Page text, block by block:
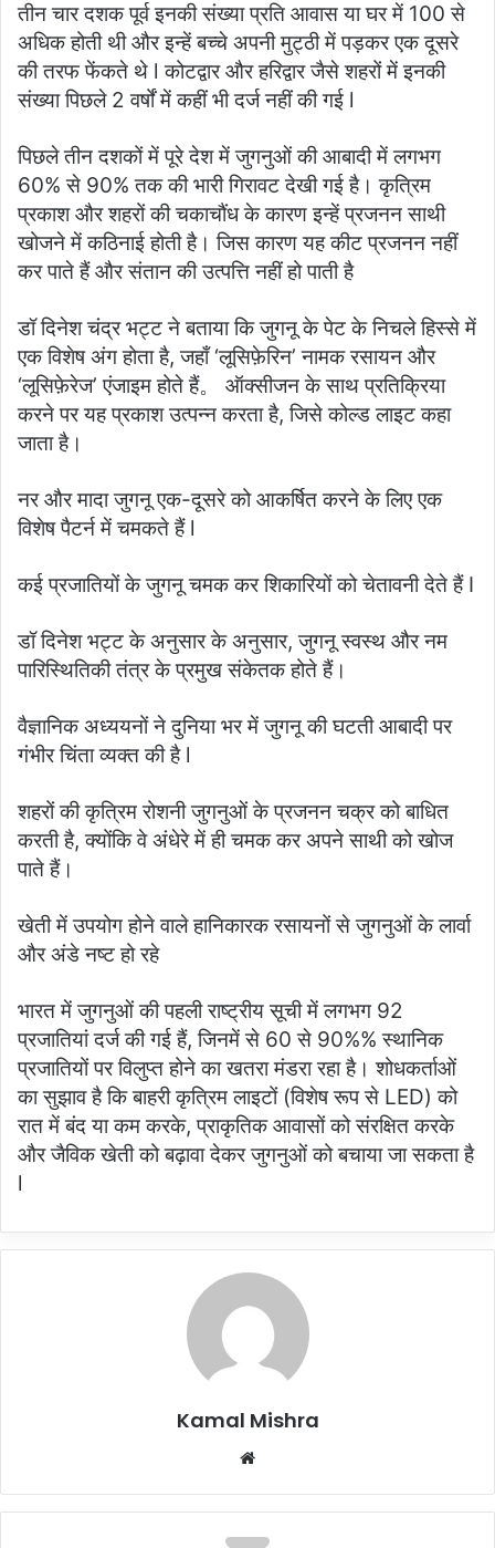
तीन चार दशक पूर्व इनकी संख्या प्रति आवास या घर में 100 से
अधिक होती थी और इन्हें बच्चे अपनी मुट्ठी में पड़कर एक दूसरे
की तरफ फेंकते थे l कोटद्वार और हरिद्वार जैसे शहरों में इनकी
संख्या पिछले 2 वर्षों में कहीं भी दर्ज नहीं की गई l
पिछले तीन दशकों में पूरे देश में जुगनुओं की आबादी में लगभग
60% से 90% तक की भारी गिरावट देखी गई है। कृत्रिम
प्रकाश और शहरों की चकाचौंध के कारण इन्हें प्रजनन साथी
खोजने में कठिनाई होती है। जिस कारण यह कीट प्रजनन नहीं
कर पाते हैं और संतान की उत्पत्ति नहीं हो पाती है
डॉ दिनेश चंद्र भट्ट ने बताया कि जुगनू के पेट के निचले हिस्से में
एक विशेष अंग होता है, जहाँ ‘लूसिफ़ेरिन’ नामक रसायन और
‘लूसिफ़ेरेज’ एंजाइम होते हैं。 ऑक्सीजन के साथ प्रतिक्रिया
करने पर यह प्रकाश उत्पन्न करता है, जिसे कोल्ड लाइट कहा
जाता है।
नर और मादा जुगनू एक-दूसरे को आकर्षित करने के लिए एक
विशेष पैटर्न में चमकते हैं l
कई प्रजातियों के जुगनू चमक कर शिकारियों को चेतावनी देते हैं I
डॉ दिनेश भट्ट के अनुसार के अनुसार, जुगनू स्वस्थ और नम
पारिस्थितिकी तंत्र के प्रमुख संकेतक होते हैं।
वैज्ञानिक अध्ययनों ने दुनिया भर में जुगनू की घटती आबादी पर
गंभीर चिंता व्यक्त की है l
शहरों की कृत्रिम रोशनी जुगनुओं के प्रजनन चक्र को बाधित
करती है, क्योंकि वे अंधेरे में ही चमक कर अपने साथी को खोज
पाते हैं।
खेती में उपयोग होने वाले हानिकारक रसायनों से जुगनुओं के लार्वा
और अंडे नष्ट हो रहे
भारत में जुगनुओं की पहली राष्ट्रीय सूची में लगभग 92
प्रजातियां दर्ज की गई हैं, जिनमें से 60 से 90%% स्थानिक
प्रजातियों पर विलुप्त होने का खतरा मंडरा रहा है। शोधकर्ताओं
का सुझाव है कि बाहरी कृत्रिम लाइटों (विशेष रूप से LED) को
रात में बंद या कम करके, प्राकृतिक आवासों को संरक्षित करके
और जैविक खेती को बढ़ावा देकर जुगनुओं को बचाया जा सकता है
l
Kamal Mishra
Website